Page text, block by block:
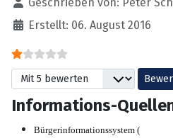
Erstellt: 06. August 2016
Bewertung:
Bitte bewerten
Informations-
Bürgerinformationssystem (